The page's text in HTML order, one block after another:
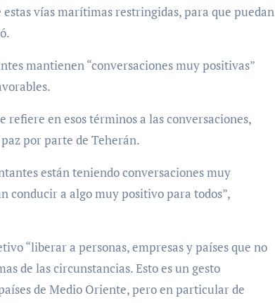
vías marítimas restringidas, para que puedan
mantienen “conversaciones muy positivas”
refiere en esos términos a las conversaciones,
por parte de Teherán.
están teniendo conversaciones muy
conducir a algo muy positivo para todos”,
“liberar a personas, empresas y países que no
de las circunstancias. Esto es un gesto
de Medio Oriente, pero en particular de